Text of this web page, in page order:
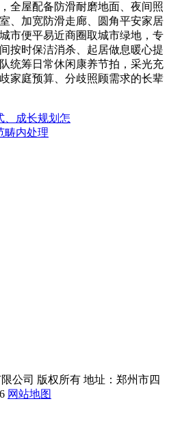
全屋配备防滑耐磨地面、夜间照
、加宽防滑走廊、圆角平安家居
市便平易近商圈取城市绿地，专
按时保洁消杀、起居做息暖心提
统筹日常休闲康养节拍，采光充
家庭预算、分歧照顾需求的长辈
、成长规划怎
畴内处理
公司 版权所有 地址：郑州市四
网站地图